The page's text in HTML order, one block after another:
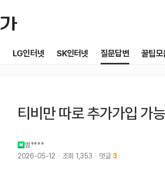
LG인터넷 SK인터넷 질문답변 꿀팁모
티비만 따로 추가가입 가
별****
2026-05-12
조회 1,353 댓글 3